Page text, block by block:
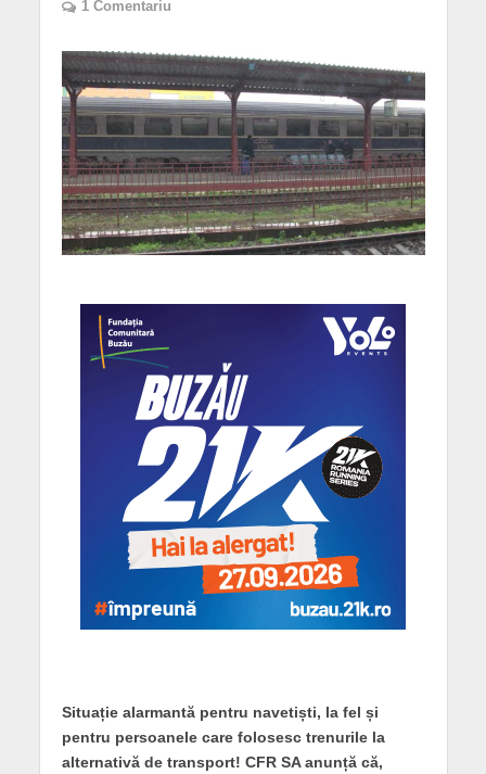
1 Comentariu
Situație alarmantă pentru navetiști, la fel și
pentru persoanele care folosesc trenurile la
alternativă de transport! CFR SA anunță că,